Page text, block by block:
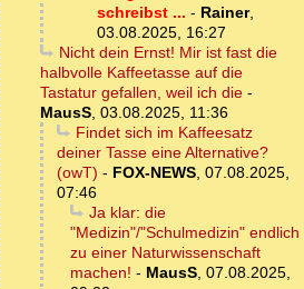
schreibst ... - Rainer,
03.08.2025, 16:27
Nicht dein Ernst! Mir ist fast die
halbvolle Kaffeetasse auf die
Tastatur gefallen, weil ich die -
MausS, 03.08.2025, 11:36
Findet sich im Kaffeesatz
deiner Tasse eine Alternative?
(owT) - FOX-NEWS, 07.08.2025,
07:46
Ja klar: die
"Medizin"/"Schulmedizin" endlich
zu einer Naturwissenschaft
machen! - MausS, 07.08.2025,